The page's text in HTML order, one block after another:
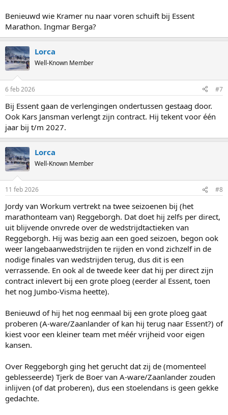
Benieuwd wie Kramer nu naar voren schuift bij Essent
Marathon. Ingmar Berga?
Lorca
Well-Known Member
6 feb 2026 #7
Bij Essent gaan de verlengingen ondertussen gestaag door.
Ook Kars Jansman verlengt zijn contract. Hij tekent voor één
jaar bij t/m 2027.
Lorca
Well-Known Member
11 feb 2026 #8
Jordy van Workum vertrekt na twee seizoenen bij (het
marathonteam van) Reggeborgh. Dat doet hij zelfs per direct,
uit blijvende onvrede over de wedstrijdtactieken van
Reggeborgh. Hij was bezig aan een goed seizoen, begon ook
weer langebaanwedstrijden te rijden en vond zichzelf in de
nodige finales van wedstrijden terug, dus dit is een
verrassende. En ook al de tweede keer dat hij per direct zijn
contract inlevert bij een grote ploeg (eerder al Essent, toen
het nog Jumbo-Visma heette).
Benieuwd of hij het nog eenmaal bij een grote ploeg gaat
proberen (A-ware/Zaanlander of kan hij terug naar Essent?) of
kiest voor een kleiner team met méér vrijheid voor eigen
kansen.
Over Reggeborgh ging het gerucht dat zij de (momenteel
geblesseerde) Tjerk de Boer van A-ware/Zaanlander zouden
inlijven (of dat proberen), dus een stoelendans is geen gekke
gedachte.